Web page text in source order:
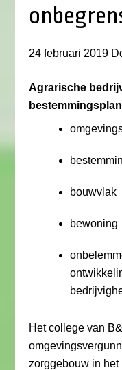
24 februari 2019
Agrarische
bouwvlak
bewoning
Het college van
zorggebouw in het